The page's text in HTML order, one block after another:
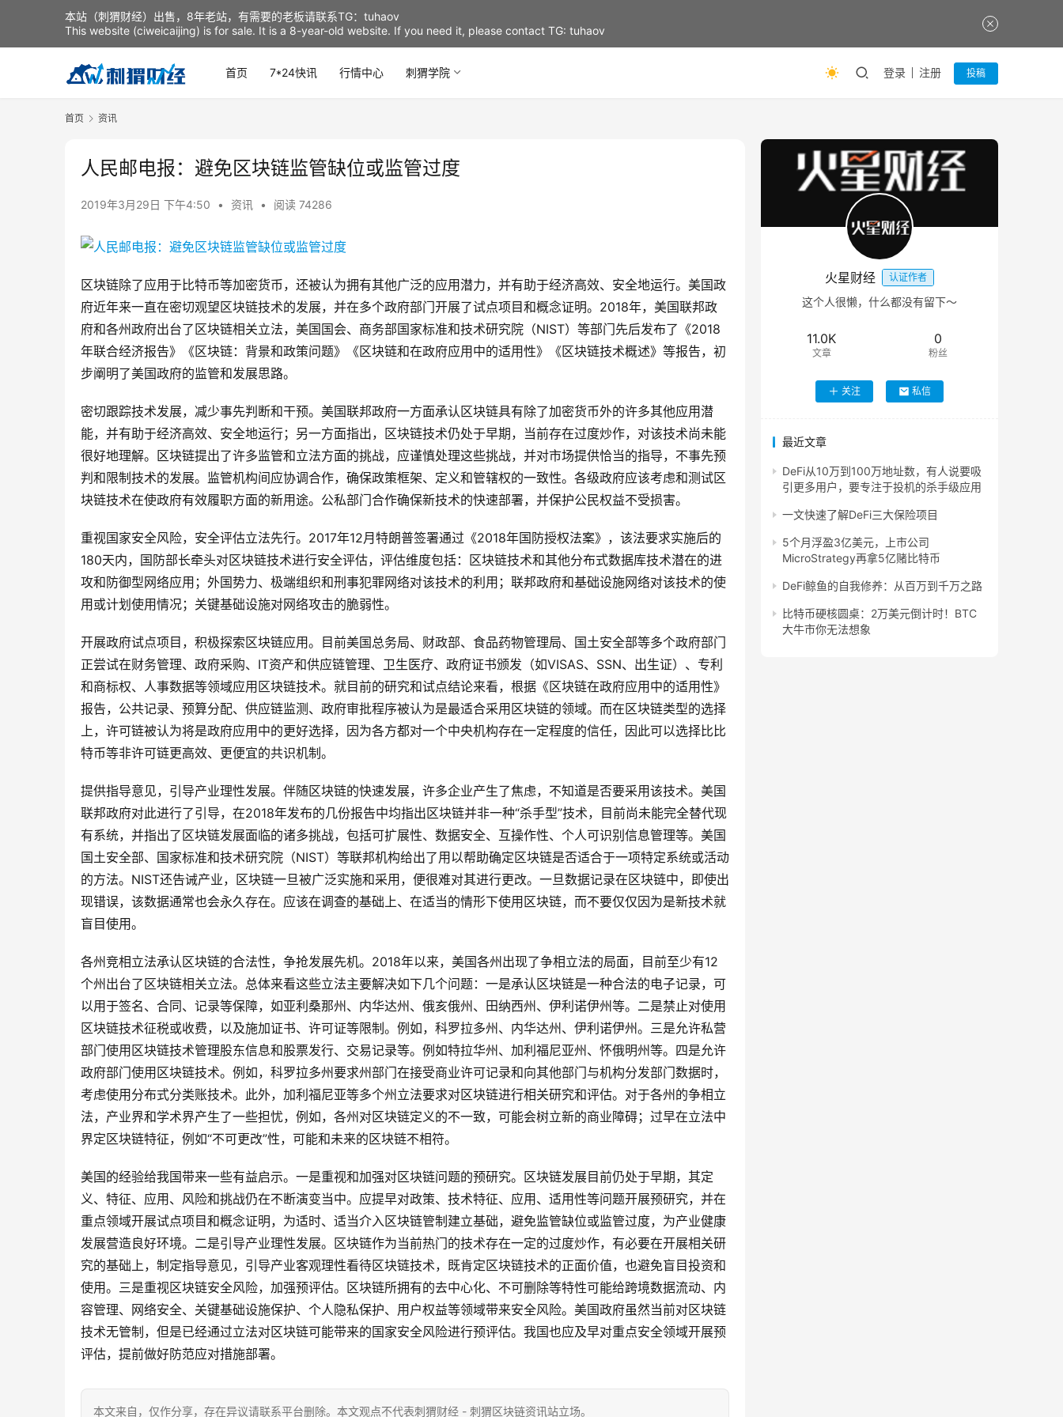
首页 7*24快讯 行情中心 刺猬学院 登录 注册 投稿
首页 资讯
人民邮电报：避免区块链监管缺位或监管过度
2019年3月29日 下午4:50 • 资讯 • 阅读 74286
区块链除了应用于比特币等加密货币，还被认为拥有其他广泛的应用潜力，并有助于经济高效、安全地运行。美国政
府近年来一直在密切观望区块链技术的发展，并在多个政府部门开展了试点项目和概念证明。2018年，美国联邦政
府和各州政府出台了区块链相关立法，美国国会、商务部国家标准和技术研究院（NIST）等部门先后发布了《2018
年联合经济报告》《区块链：背景和政策问题》《区块链和在政府应用中的适用性》《区块链技术概述》等报告，初
步阐明了美国政府的监管和发展思路。
密切跟踪技术发展，减少事先判断和干预。美国联邦政府一方面承认区块链具有除了加密货币外的许多其他应用潜
能，并有助于经济高效、安全地运行；另一方面指出，区块链技术仍处于早期，当前存在过度炒作，对该技术尚未能
很好地理解。区块链提出了许多监管和立法方面的挑战，应谨慎处理这些挑战，并对市场提供恰当的指导，不事先预
判和限制技术的发展。监管机构间应协调合作，确保政策框架、定义和管辖权的一致性。各级政府应该考虑和测试区
块链技术在使政府有效履职方面的新用途。公私部门合作确保新技术的快速部署，并保护公民权益不受损害。
重视国家安全风险，安全评估立法先行。2017年12月特朗普签署通过《2018年国防授权法案》，该法要求实施后的
180天内，国防部长牵头对区块链技术进行安全评估，评估维度包括：区块链技术和其他分布式数据库技术潜在的进
攻和防御型网络应用；外国势力、极端组织和刑事犯罪网络对该技术的利用；联邦政府和基础设施网络对该技术的使
用或计划使用情况；关键基础设施对网络攻击的脆弱性。
开展政府试点项目，积极探索区块链应用。目前美国总务局、财政部、食品药物管理局、国土安全部等多个政府部门
正尝试在财务管理、政府采购、IT资产和供应链管理、卫生医疗、政府证书颁发（如VISAS、SSN、出生证）、专利
和商标权、人事数据等领域应用区块链技术。就目前的研究和试点结论来看，根据《区块链在政府应用中的适用性》
报告，公共记录、预算分配、供应链监测、政府审批程序被认为是最适合采用区块链的领域。而在区块链类型的选择
上，许可链被认为将是政府应用中的更好选择，因为各方都对一个中央机构存在一定程度的信任，因此可以选择比比
特币等非许可链更高效、更便宜的共识机制。
提供指导意见，引导产业理性发展。伴随区块链的快速发展，许多企业产生了焦虑，不知道是否要采用该技术。美国
联邦政府对此进行了引导，在2018年发布的几份报告中均指出区块链并非一种“杀手型”技术，目前尚未能完全替代现
有系统，并指出了区块链发展面临的诸多挑战，包括可扩展性、数据安全、互操作性、个人可识别信息管理等。美国
国土安全部、国家标准和技术研究院（NIST）等联邦机构给出了用以帮助确定区块链是否适合于一项特定系统或活动
的方法。NIST还告诫产业，区块链一旦被广泛实施和采用，便很难对其进行更改。一旦数据记录在区块链中，即使出
现错误，该数据通常也会永久存在。应该在调查的基础上、在适当的情形下使用区块链，而不要仅仅因为是新技术就
盲目使用。
各州竞相立法承认区块链的合法性，争抢发展先机。2018年以来，美国各州出现了争相立法的局面，目前至少有12
个州出台了区块链相关立法。总体来看这些立法主要解决如下几个问题：一是承认区块链是一种合法的电子记录，可
以用于签名、合同、记录等保障，如亚利桑那州、内华达州、俄亥俄州、田纳西州、伊利诺伊州等。二是禁止对使用
区块链技术征税或收费，以及施加证书、许可证等限制。例如，科罗拉多州、内华达州、伊利诺伊州。三是允许私营
部门使用区块链技术管理股东信息和股票发行、交易记录等。例如特拉华州、加利福尼亚州、怀俄明州等。四是允许
政府部门使用区块链技术。例如，科罗拉多州要求州部门在接受商业许可记录和向其他部门与机构分发部门数据时，
考虑使用分布式分类账技术。此外，加利福尼亚等多个州立法要求对区块链进行相关研究和评估。对于各州的争相立
法，产业界和学术界产生了一些担忧，例如，各州对区块链定义的不一致，可能会树立新的商业障碍；过早在立法中
界定区块链特征，例如“不可更改”性，可能和未来的区块链不相符。
美国的经验给我国带来一些有益启示。一是重视和加强对区块链问题的预研究。区块链发展目前仍处于早期，其定
义、特征、应用、风险和挑战仍在不断演变当中。应提早对政策、技术特征、应用、适用性等问题开展预研究，并在
重点领域开展试点项目和概念证明，为适时、适当介入区块链管制建立基础，避免监管缺位或监管过度，为产业健康
发展营造良好环境。二是引导产业理性发展。区块链作为当前热门的技术存在一定的过度炒作，有必要在开展相关研
究的基础上，制定指导意见，引导产业客观理性看待区块链技术，既肯定区块链技术的正面价值，也避免盲目投资和
使用。三是重视区块链安全风险，加强预评估。区块链所拥有的去中心化、不可删除等特性可能给跨境数据流动、内
容管理、网络安全、关键基础设施保护、个人隐私保护、用户权益等领域带来安全风险。美国政府虽然当前对区块链
技术无管制，但是已经通过立法对区块链可能带来的国家安全风险进行预评估。我国也应及早对重点安全领域开展预
评估，提前做好防范应对措施部署。
本文来自 ，仅作分享，存在异议请联系平台删除。本文观点不代表刺猬财经 - 刺猬区块链资讯站立场。
火星财经 认证作者
这个人很懒，什么都没有留下～
11.0K
文章
0
粉丝
关注 私信
最近文章
DeFi从10万到100万地址数，有人说要吸
引更多用户，要专注于投机的杀手级应用
一文快速了解DeFi三大保险项目
5个月浮盈3亿美元，上市公司
MicroStrategy再拿5亿赌比特币
DeFi鲸鱼的自我修养：从百万到千万之路
比特币硬核圆桌：2万美元倒计时！BTC
大牛市你无法想象
本站（刺猬财经）出售，8年老站，有需要的老板请联系TG：tuhaov
This website (ciweicaijing) is for sale. It is a 8-year-old website. If you need it, please contact TG: tuhaov